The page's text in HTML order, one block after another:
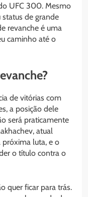
UFC 300. Mesmo
de grande
revanche é uma
caminho até o
de vitórias com
a posição dele
será praticamente
atual
próxima luta, e o
o título contra o
quer ficar para trás.